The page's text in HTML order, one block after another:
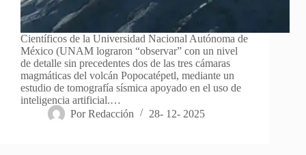
Científicos de la Universidad Nacional Autónoma de
México (UNAM lograron “observar” con un nivel
de detalle sin precedentes dos de las tres cámaras
magmáticas del volcán Popocatépetl, mediante un
estudio de tomografía sísmica apoyado en el uso de
inteligencia artificial.…
Por Redacción 28- 12- 2025